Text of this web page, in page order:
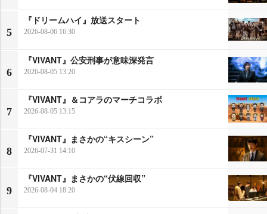
5
『ドリームハイ』放送スタート
2026-08-06 16:30
6
『VIVANT』公安刑事が意味深発言
2026-08-05 13:20
7
『VIVANT』＆コアラのマーチコラボ
2026-08-05 13:15
8
『VIVANT』まさかの“キスシーン”
2026-07-31 14:10
9
『VIVANT』まさかの“伏線回収”
2026-08-04 18:20